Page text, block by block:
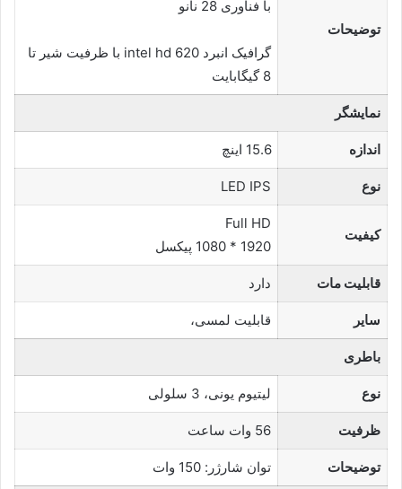
توضیحات
با فناوری 28 نانو
گرافیک انبرد intel hd 620 با ظرفیت شیر تا
8 گیگابایت
نمایشگر
اندازه 15.6 اینچ
نوع LED IPS
کیفیت
Full HD
1920 * 1080 پیکسل
قابلیت مات دارد
سایر قابلیت لمسی،
باطری
نوع لیتیوم یونی، 3 سلولی
ظرفیت 56 وات ساعت
توضیحات توان شارژر: 150 وات